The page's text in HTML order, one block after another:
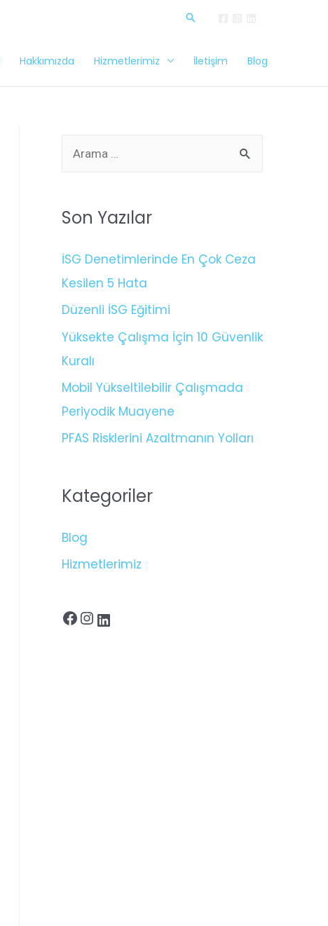
Hakkımızda Hizmetlerimiz İletişim Blog
Son Yazılar
İSG Denetimlerinde En Çok Ceza
Kesilen 5 Hata
Düzenli İSG Eğitimi
Yüksekte Çalışma İçin 10 Güvenlik
Kuralı
Mobil Yükseltilebilir Çalışmada
Periyodik Muayene
PFAS Risklerini Azaltmanın Yolları
Kategoriler
Blog
Hizmetlerimiz